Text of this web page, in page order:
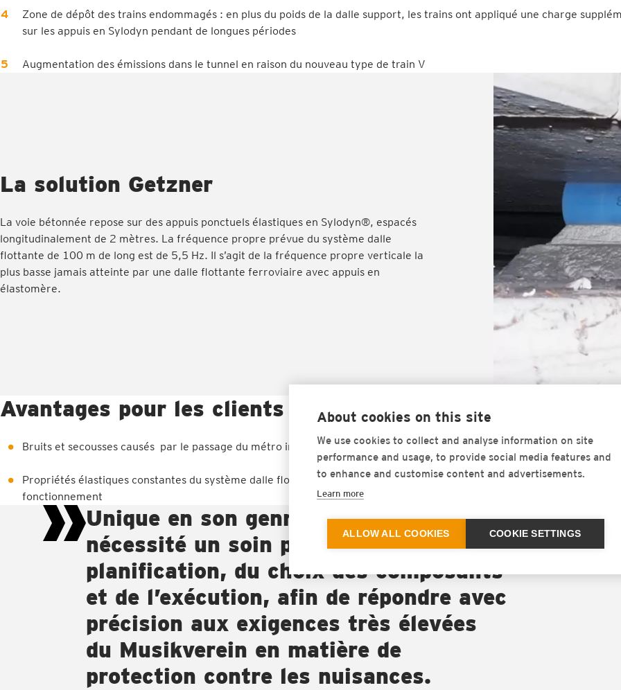
Zone de dépôt des trains endommagés : en plus du poids de la dalle support, les trains ont appliqué une charge
sur les appuis en Sylodyn pendant de longues périodes
Augmentation des émissions dans le tunnel en raison du nouveau type de train V
La solution Getzner
La voie bétonnée repose sur des appuis ponctuels élastiques en Sylodyn®, espacés
longitudinalement de 2 mètres. La fréquence propre prévue du système dalle
flottante de 100 m de long est de 5,5 Hz. Il s’agit de la fréquence propre verticale la
plus basse jamais atteinte par une dalle flottante ferroviaire avec appuis en
élastomère.
Avantages pour les clients
Bruits et secousses causés par le passage du métro imperceptibles
Propriétés élastiques constantes du système dalle flottante avec appuis ponctuels en Sylodyn®, même après 17 ans
fonctionnement
Unique en son genre, la Salle dorée a
nécessité un soin particulier lors de la
planification, du choix des composants
et de l’exécution, afin de répondre avec
précision aux exigences très élevées
du Musikverein en matière de
protection contre les nuisances.
About cookies on this site
We use cookies to collect and analyse information on site
performance and usage, to provide social media features and
to enhance and customise content and advertisements.
Learn more
ALLOW ALL COOKIES COOKIE SETTINGS